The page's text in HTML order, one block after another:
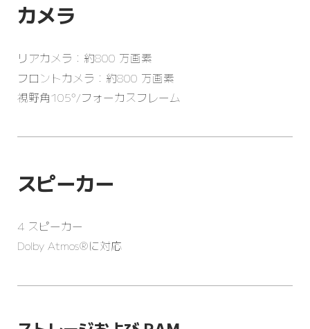
カメラ
リアカメラ：約800 万画素
フロントカメラ：約800 万画素
視野角105°/フォーカスフレーム
スピーカー
4 スピーカー
Dolby Atmos®に対応